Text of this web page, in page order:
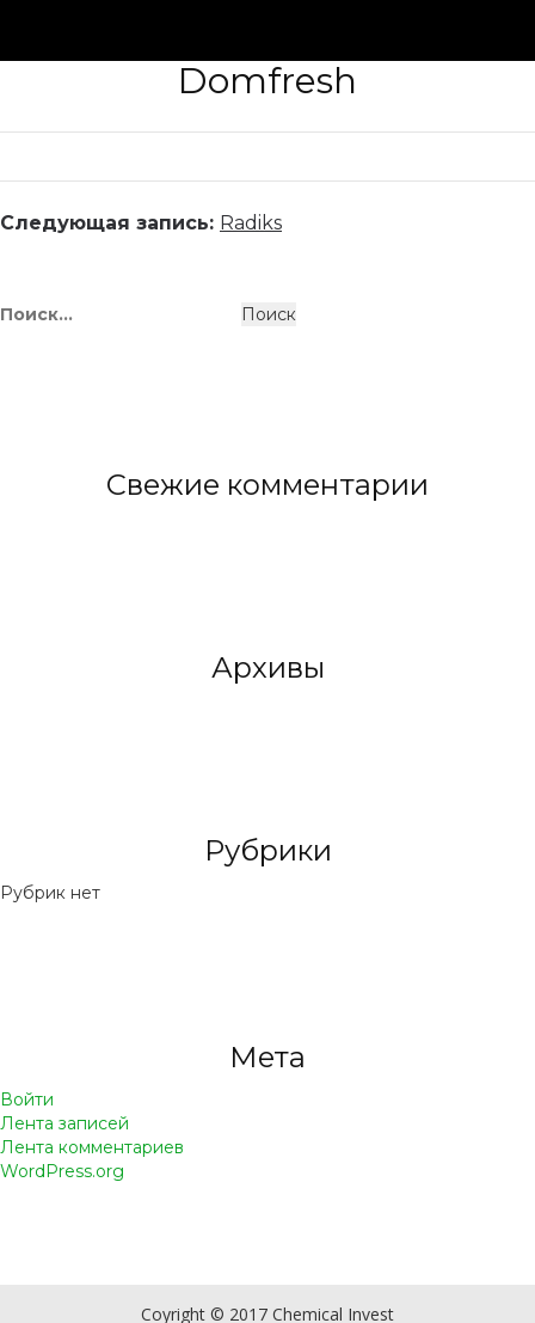
Domfresh
Следующая запись: Radiks
Свежие комментарии
Архивы
Рубрики
Рубрик нет
Мета
Войти
Лента записей
Лента комментариев
WordPress.org
Coyright © 2017 Chemical Invest